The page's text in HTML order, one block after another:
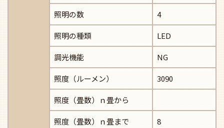
照明の数 4
照明の種類 LED
調光機能 NG
照度（ルーメン） 3090
照度（畳数）ｎ畳から
照度（畳数）ｎ畳まで 8